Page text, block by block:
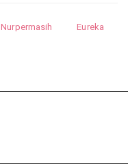
Nurpermasih
Eureka